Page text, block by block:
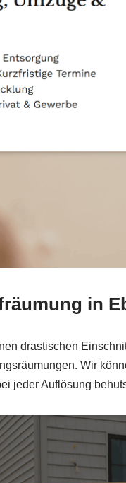
in
drastischen
Wir
jeder Auflösung